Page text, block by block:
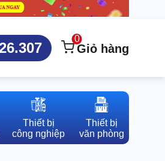
0
Giỏ hàng
Thiết bị
công nghiệp
Thiết bị
văn phòng